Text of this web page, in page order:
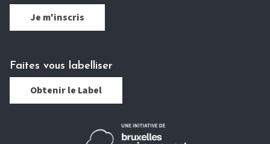
Je m'inscris
Faites vous labelliser
Obtenir le Label